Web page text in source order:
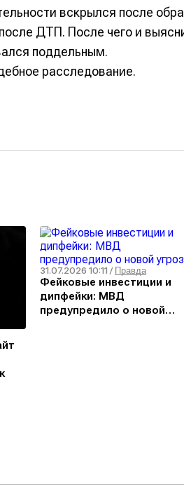
вскрылся после
ДТП. После чего и
поддельным.
расследование.
31.07.2026 10:11 / Правда
Фейковые инвестиции и
дипфейки: МВД
предупредило о новой